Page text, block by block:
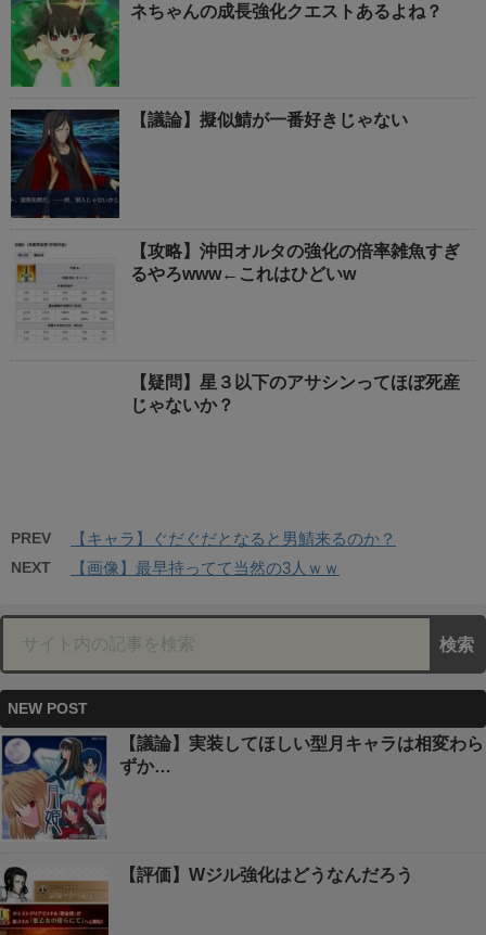
ネちゃんの成長強化クエストあるよね？
【議論】擬似鯖が一番好きじゃない
【攻略】沖田オルタの強化の倍率雑魚すぎ
るやろwww←これはひどいw
【疑問】星３以下のアサシンってほぼ死産
じゃないか？
PREV 【キャラ】ぐだぐだとなると男鯖来るのか？
NEXT 【画像】最早持ってて当然の3人ｗｗ
NEW POST
【議論】実装してほしい型月キャラは相変わら
ずか…
【評価】Wジル強化はどうなんだろう